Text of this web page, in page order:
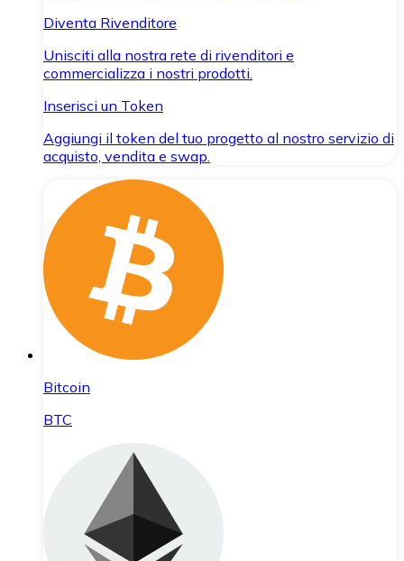
Diventa Rivenditore
Unisciti alla nostra rete di rivenditori e
commercializza i nostri prodotti.
Inserisci un Token
Aggiungi il token del tuo progetto al nostro servizio di
acquisto, vendita e swap.
Bitcoin
BTC